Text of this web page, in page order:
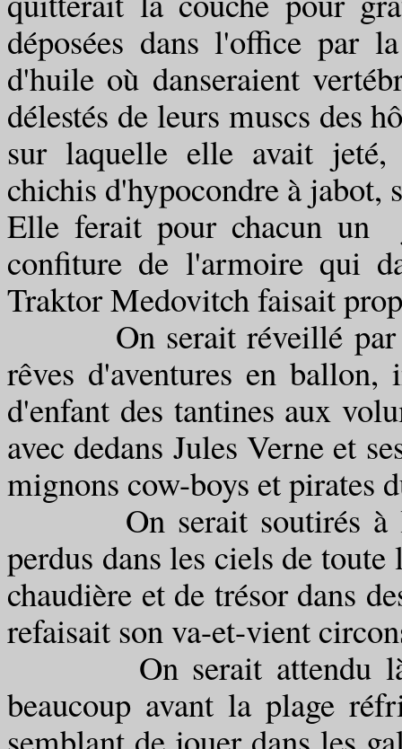
déposées dans l'office par
d'huile où danseraient
délestés de leurs muscs des
sur laquelle elle avait jeté,
chichis d'hypocondre à jabot,
Elle ferait pour chacun un
confiture de l'armoire qui
Traktor Medovitch faisait
On serait réveillé par
rêves d'aventures en
d'enfant des tantines aux
avec dedans Jules Verne et
mignons cow-boys et pirates
On serait soutirés à
perdus dans les ciels de
chaudière et de trésor dans
refaisait son va-et-vient
On serait attendu là
beaucoup avant la plage